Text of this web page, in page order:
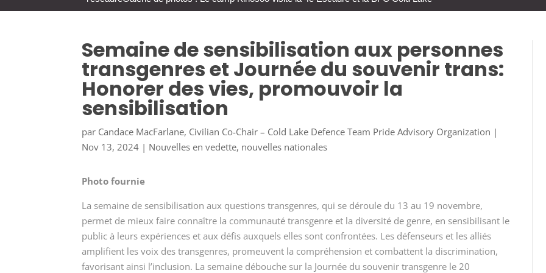
Semaine de sensibilisation aux personnes
transgenres et Journée du souvenir trans:
Honorer des vies, promouvoir la
sensibilisation
par Candace MacFarlane, Civilian Co-Chair – Cold Lake Defence Team Pride Advisory Organization |
Nov 13, 2024 | Nouvelles en vedette, nouvelles nationales
Photo fournie
La semaine de sensibilisation aux questions transgenres, qui se déroule du 13 au 19 novembre,
permet de mieux faire connaître la communauté transgenre et la diversité de genre, en sensibilisant le
public à leurs expériences et aux défis auxquels elles sont confrontées. Les défenseurs et les alliés
amplifient les voix des transgenres, promeuvent la compréhension et combattent la discrimination,
favorisant ainsi l’inclusion. La semaine débouche sur la Journée du souvenir transgenre le 20